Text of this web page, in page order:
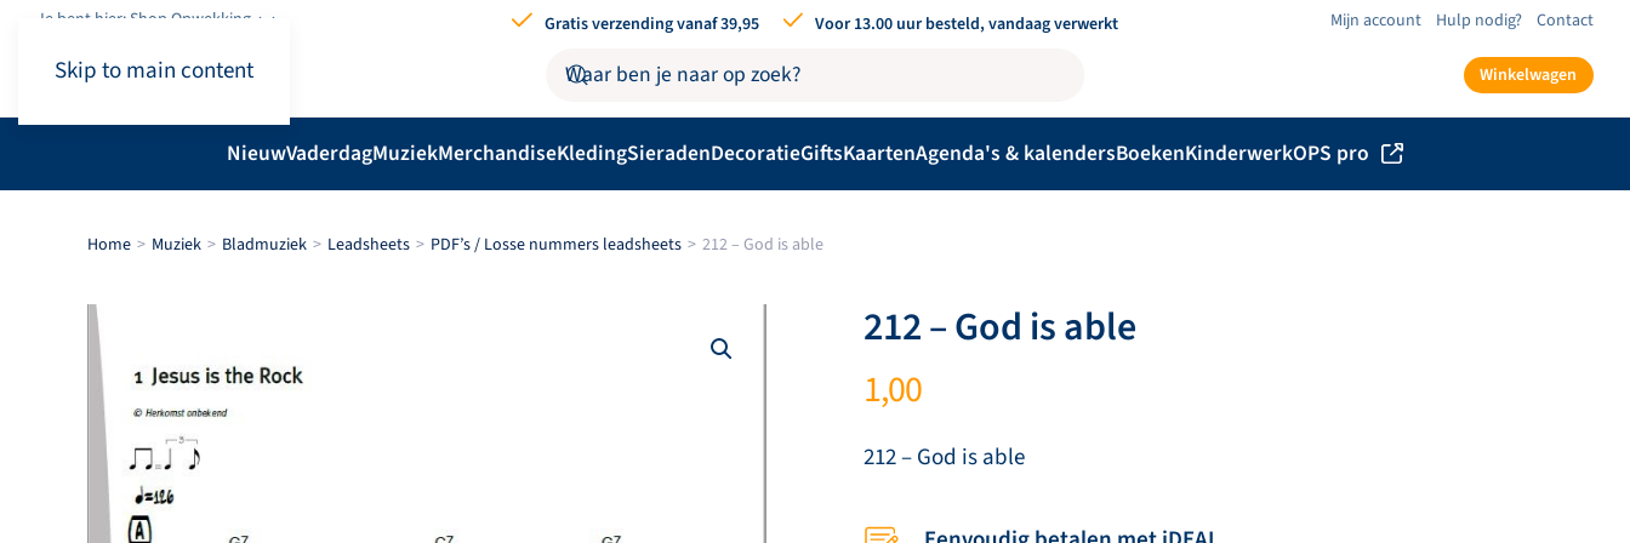
Skip to main content
Je bent hier: Shop.Opwekking Gratis verzending vanaf 39,95 Voor 13.00 uur besteld, vandaag verwerkt Mijn account Hulp nodig? Contact
Winkelwagen
NieuwVaderdagMuziekMerchandiseKledingSieradenDecoratieGiftsKaartenAgenda's & kalendersBoekenKinderwerkOPS pro
Home Muziek Bladmuziek Leadsheets PDF’s / Losse nummers leadsheets 212 – God is able
212 – God is able
1,00
212 – God is able